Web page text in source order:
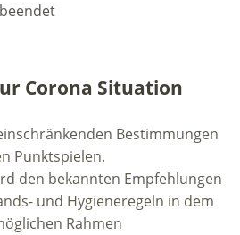
Corona Situation
Bestimmungen
Punktspielen.
den bekannten Empfehlungen
und Hygieneregeln in dem
Rahmen